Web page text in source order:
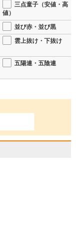
三点童子（安値・高
値）
並び赤・並び黒
雲上抜け・下抜け
五陽連・五陰連